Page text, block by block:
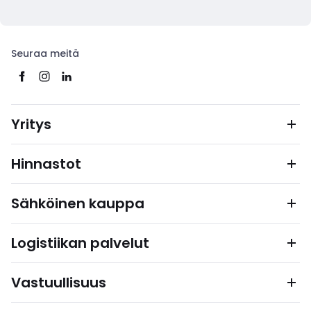
Seuraa meitä
Yritys
Hinnastot
Sähköinen kauppa
Logistiikan palvelut
Vastuullisuus